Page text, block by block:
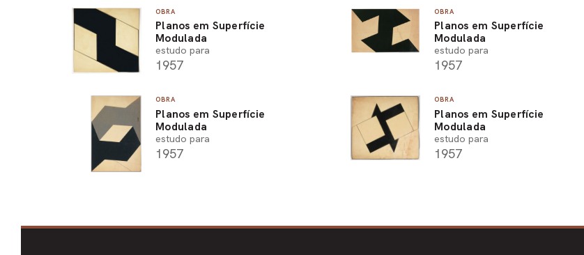
OBRA
Planos em Superfície
Modulada
estudo para
1957
OBRA
Planos em Superfície
Modulada
estudo para
1957
OBRA
Planos em Superfície
Modulada
estudo para
1957
OBRA
Planos em Superfície
Modulada
estudo para
1957